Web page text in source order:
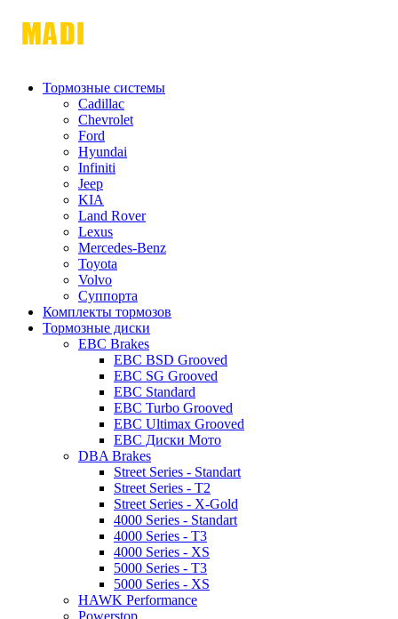
Тормозные системы
Cadillac
Chevrolet
Ford
Hyundai
Infiniti
Jeep
KIA
Land Rover
Lexus
Mercedes-Benz
Toyota
Volvo
Суппорта
Комплекты тормозов
Тормозные диски
EBC Brakes
EBC BSD Grooved
EBC SG Grooved
EBC Standard
EBC Turbo Grooved
EBC Ultimax Grooved
EBC Диски Мото
DBA Brakes
Street Series - Standart
Street Series - T2
Street Series - X-Gold
4000 Series - Standart
4000 Series - T3
4000 Series - XS
5000 Series - T3
5000 Series - XS
HAWK Performance
Powerstop